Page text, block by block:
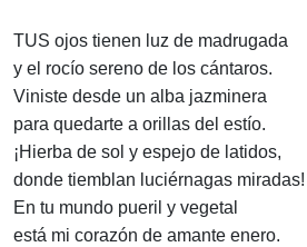
TUS ojos tienen luz de madrugada
y el rocío sereno de los cántaros.
Viniste desde un alba jazminera
para quedarte a orillas del estío.
¡Hierba de sol y espejo de latidos,
donde tiemblan luciérnagas miradas!
En tu mundo pueril y vegetal
está mi corazón de amante enero.